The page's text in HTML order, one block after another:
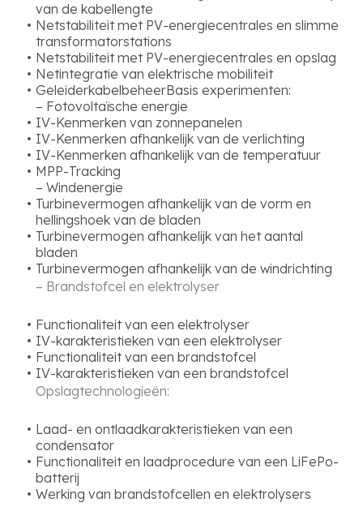
van de kabellengte
Netstabiliteit met PV-energiecentrales en slimme
transformatorstations
Netstabiliteit met PV-energiecentrales en opslag
Netintegratie van elektrische mobiliteit
GeleiderkabelbeheerBasis experimenten:
– Fotovoltaïsche energie
IV-Kenmerken van zonnepanelen
IV-Kenmerken afhankelijk van de verlichting
IV-Kenmerken afhankelijk van de temperatuur
MPP-Tracking
– Windenergie
Turbinevermogen afhankelijk van de vorm en
hellingshoek van de bladen
Turbinevermogen afhankelijk van het aantal
bladen
Turbinevermogen afhankelijk van de windrichting
– Brandstofcel en elektrolyser
Functionaliteit van een elektrolyser
IV-karakteristieken van een elektrolyser
Functionaliteit van een brandstofcel
IV-karakteristieken van een brandstofcel
Opslagtechnologieën:
Laad- en ontlaadkarakteristieken van een
condensator
Functionaliteit en laadprocedure van een LiFePo-
batterij
Werking van brandstofcellen en elektrolysers